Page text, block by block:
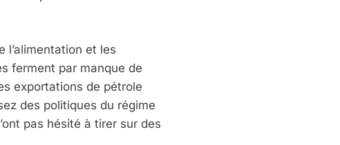
l’alimentation et les
ferment par manque de
exportations de pétrole
des politiques du régime
pas hésité à tirer sur des